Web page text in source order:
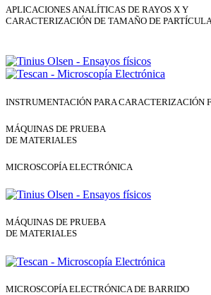
APLICACIONES ANALÍTICAS DE RAYOS X Y
CARACTERIZACIÓN DE TAMAÑO DE
INSTRUMENTACIÓN PARA CARACTERIZACIÓN
MÁQUINAS DE PRUEBA
DE MATERIALES
MICROSCOPÍA ELECTRÓNICA
MÁQUINAS DE PRUEBA
DE MATERIALES
MICROSCOPÍA ELECTRÓNICA DE BARRIDO